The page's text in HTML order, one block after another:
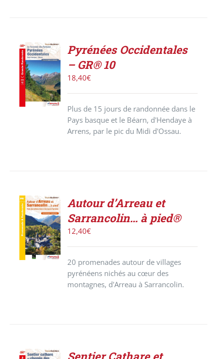
ACHETER
LE
PRODUIT
/
DÉTAILS
Pyrénées Occidentales
– GR® 10
18,40€
Plus de 15 jours de randonnée dans le
Pays basque et le Béarn, d'Hendaye à
Arrens, par le pic du Midi d'Ossau.
ACHETER
LE
PRODUIT
/
DÉTAILS
Autour d’Arreau et
Sarrancolin… à pied®
12,40€
20 promenades autour de villages
pyrénéens nichés au cœur des
montagnes, d'Arreau à Sarrancolin.